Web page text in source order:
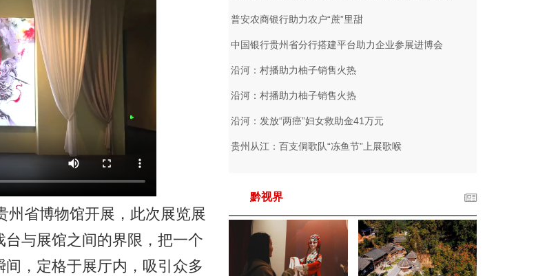
省博物馆开展，此次展览展
与展馆之间的界限，把一个
间，定格于展厅内，吸引众多
普安农商银行助力农户“蔗”里甜
中国银行贵州省分行搭建平台助力企业参展进博会
沿河：村播助力柚子销售火热
沿河：村播助力柚子销售火热
沿河：发放“两癌”妇女救助金41万元
贵州从江：百支侗歌队“冻鱼节”上展歌喉
黔视界